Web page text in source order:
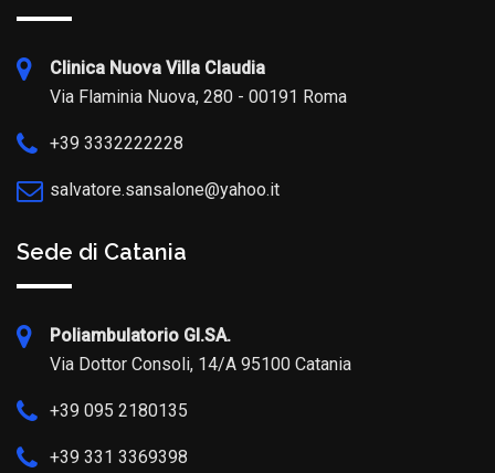
Clinica Nuova Villa Claudia
Via Flaminia Nuova, 280 - 00191 Roma
+39 3332222228
salvatore.sansalone@yahoo.it
Sede di Catania
Poliambulatorio GI.SA.
Via Dottor Consoli, 14/A 95100 Catania
+39 095 2180135
+39 331 3369398